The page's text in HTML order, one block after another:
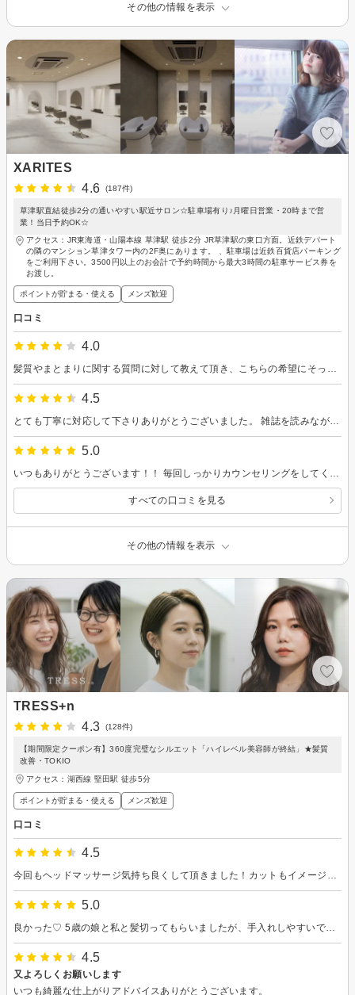
その他の情報を表示
XARITES
4.6
(187件)
草津駅直結徒歩2分の通いやすい駅近サロン☆駐車場有り♪月曜日営業・20時まで営
業！当日予約OK☆
アクセス：JR東海道・山陽本線 草津駅 徒歩2分 JR草津駅の東口方面。近鉄デパート
の隣のマンション草津タワー内の2F奥にあります。 、駐車場は近鉄百貨店パーキング
をご利用下さい。3500円以上のお会計で予約時間から最大3時間の駐車サービス券を
お渡し。
ポイントが貯まる・使える メンズ歓迎
口コミ
4.0
4.5
とても丁寧に対応して下さりありがとうございました。 雑誌を読みながらゆっくり過ごさせていただけました。ありがとうございました。
5.0
すべての口コミを見る
その他の情報を表示
TRESS+n
4.3
(128件)
【期間限定クーポン有】360度完璧なシルエット「ハイレベル美容師が終結」★髪質
改善・TOKIO
アクセス：湖西線 堅田駅 徒歩5分
ポイントが貯まる・使える メンズ歓迎
口コミ
4.5
5.0
良かった♡ 5歳の娘と私と髪切ってもらいましたが、手入れしやすいです♡ 娘も最後可愛く仕上げて頂きすごく喜んでました♡
4.5
又よろしくお願いします
いつも綺麗な仕上がりアドバイスありがとうございます。